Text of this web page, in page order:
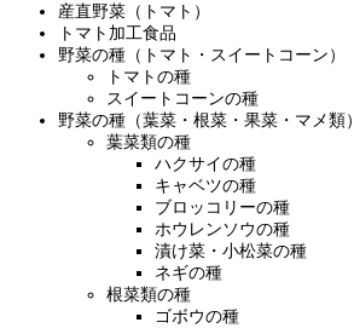
産直野菜（トマト）
トマト加工食品
野菜の種（トマト・スイートコーン）
トマトの種
スイートコーンの種
野菜の種（葉菜・根菜・果菜・マメ類）
葉菜類の種
ハクサイの種
キャベツの種
ブロッコリーの種
ホウレンソウの種
漬け菜・小松菜の種
ネギの種
根菜類の種
ゴボウの種